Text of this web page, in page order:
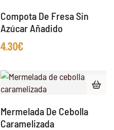
Compota De Fresa Sin
Azúcar Añadido
4.30€
Mermelada De Cebolla
Caramelizada